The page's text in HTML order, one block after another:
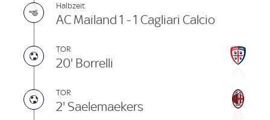
Halbzeit
AC Mailand 1 - 1 Cagliari Calcio
TOR
20' Borrelli
TOR
2' Saelemaekers